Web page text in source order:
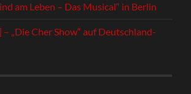
am Leben – Das Musical“ in Berlin
„Die Cher Show“ auf Deutschland-